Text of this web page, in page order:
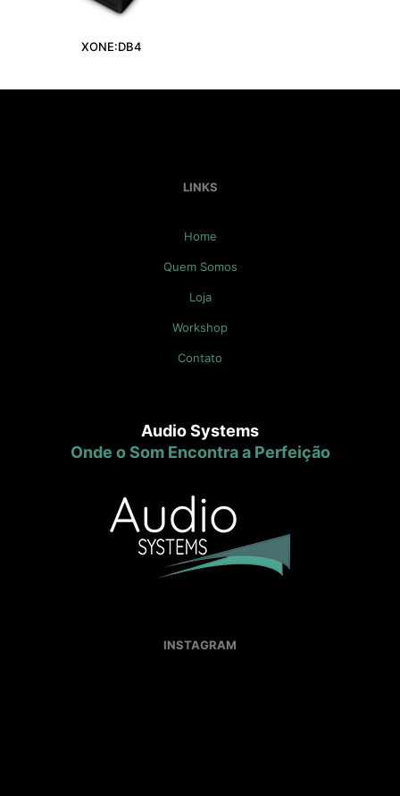
que eu comentar.
XONE:DB4
LINKS
Home
Quem Somos
Loja
Workshop
Contato
Audio Systems
Onde o Som Encontra a Perfeição
INSTAGRAM